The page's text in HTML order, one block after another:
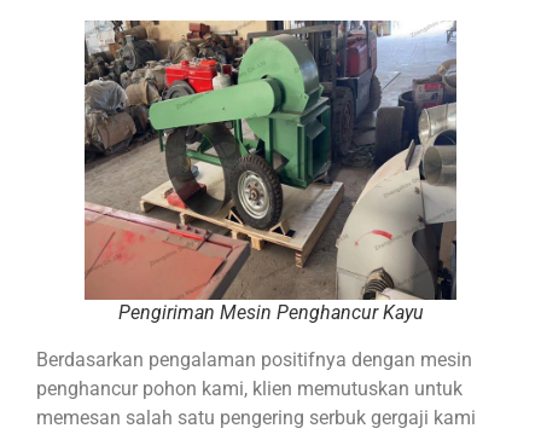
Pengiriman Mesin Penghancur Kayu
Berdasarkan pengalaman positifnya dengan mesin
penghancur pohon kami, klien memutuskan untuk
memesan salah satu pengering serbuk gergaji kami